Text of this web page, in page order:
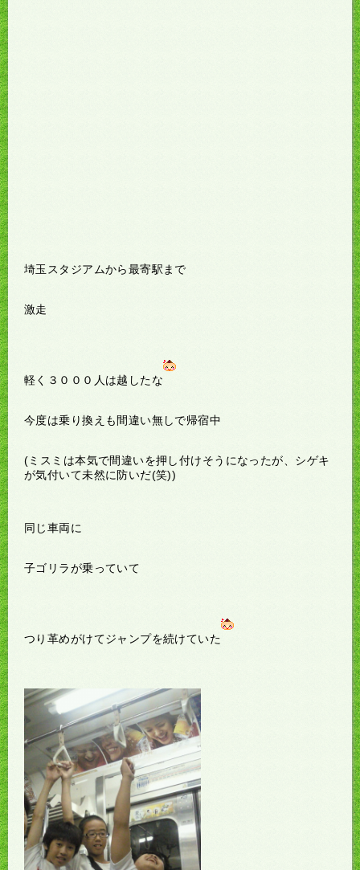
埼玉スタジアムから最寄駅まで
激走
軽く３０００人は越したな
今度は乗り換えも間違い無しで帰宿中
(ミスミは本気で間違いを押し付けそうになったが、シゲキ
が気付いて未然に防いだ(笑))
同じ車両に
子ゴリラが乗っていて
つり革めがけてジャンプを続けていた